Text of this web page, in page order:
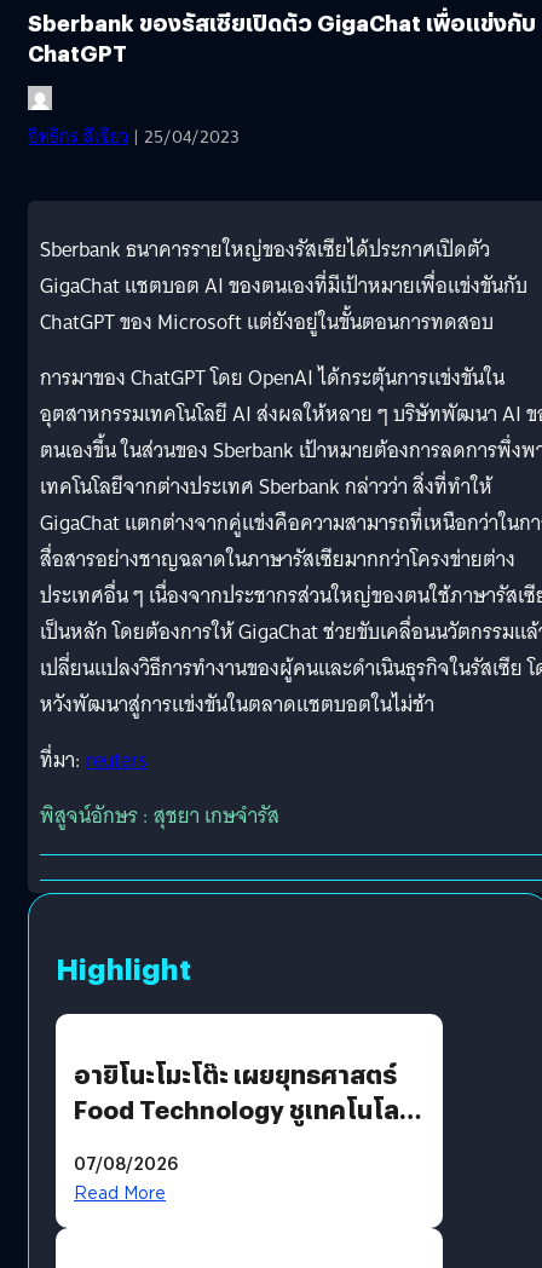
Sberbank ของรัสเซียเปิดตัว GigaChat เพื่อแข่งกับ
ChatGPT
อิทธิกร สีเขียว | 25/04/2023
Sberbank ธนาคารรายใหญ่ของรัสเซียได้ประกาศเปิดตัว
GigaChat แชตบอต AI ของตนเองที่มีเป้าหมายเพื่อแข่งขันกับ
ChatGPT ของ Microsoft แต่ยังอยู่ในขั้นตอนการทดสอบ
การมาของ ChatGPT โดย OpenAI ได้กระตุ้นการแข่งขันใน
อุตสาหกรรมเทคโนโลยี AI ส่งผลให้หลาย ๆ บริษัทพัฒนา AI
ตนเองขึ้น ในส่วนของ Sberbank เป้าหมายต้องการลดการพึ่งพ
เทคโนโลยีจากต่างประเทศ Sberbank กล่าวว่า สิ่งที่ทำให้
GigaChat แตกต่างจากคู่แข่งคือความสามารถที่เหนือกว่าในก
สื่อสารอย่างชาญฉลาดในภาษารัสเซียมากกว่าโครงข่ายต่าง
ประเทศอื่น ๆ เนื่องจากประชากรส่วนใหญ่ของตนใช้ภาษารัสเ
เป็นหลัก โดยต้องการให้ GigaChat ช่วยขับเคลื่อนนวัตกรรมแ
เปลี่ยนแปลงวิธีการทำงานของผู้คนและดำเนินธุรกิจในรัสเซีย
หวังพัฒนาสู่การแข่งขันในตลาดแชตบอตในไม่ช้า
ที่มา: reuters
พิสูจน์อักษร : สุชยา เกษจำรัส
Highlight
อายิโนะโมะโต๊ะ เผยยุทธศาสตร์
Food Technology ชูเทคโนโลยี
บริโภคและ B2B
07/08/2026
Read More